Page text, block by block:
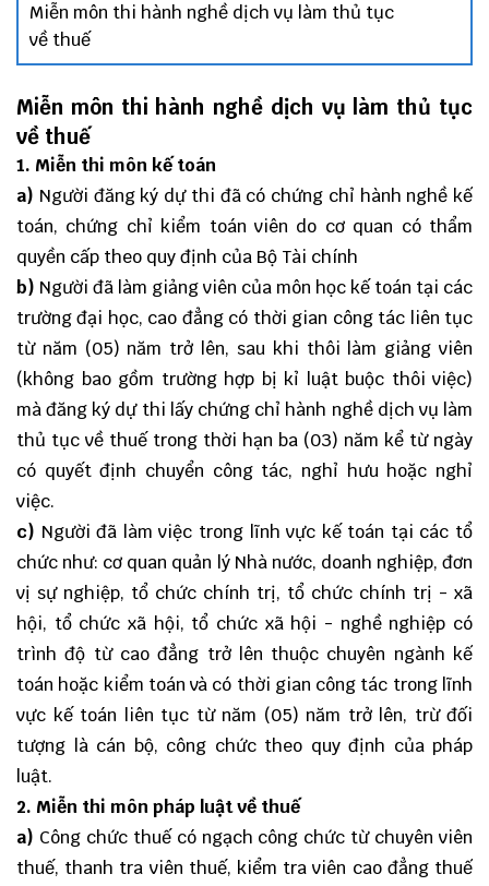
Miễn môn thi hành nghề dịch vụ làm thủ tục
về thuế
Miễn môn thi hành nghề dịch vụ làm thủ tục
về thuế
1. Miễn thi môn kế toán
a) Người đăng ký dự thi đã có chứng chỉ hành nghề kế
toán, chứng chỉ kiểm toán viên do cơ quan có thẩm
quyền cấp theo quy định của Bộ Tài chính
b) Người đã làm giảng viên của môn học kế toán tại các
trường đại học, cao đẳng có thời gian công tác liên tục
từ năm (05) năm trở lên, sau khi thôi làm giảng viên
(không bao gồm trường hợp bị kỉ luật buộc thôi việc)
mà đăng ký dự thi lấy chứng chỉ hành nghề dịch vụ làm
thủ tục về thuế trong thời hạn ba (03) năm kể từ ngày
có quyết định chuyển công tác, nghỉ hưu hoặc nghỉ
việc.
c) Người đã làm việc trong lĩnh vực kế toán tại các tổ
chức như: cơ quan quản lý Nhà nước, doanh nghiệp, đơn
vị sự nghiệp, tổ chức chính trị, tổ chức chính trị - xã
hội, tổ chức xã hội, tổ chức xã hội - nghề nghiệp có
trình độ từ cao đẳng trở lên thuộc chuyên ngành kế
toán hoặc kiểm toán và có thời gian công tác trong lĩnh
vực kế toán liên tục từ năm (05) năm trở lên, trừ đối
tượng là cán bộ, công chức theo quy định của pháp
luật.
2. Miễn thi môn pháp luật về thuế
a) Công chức thuế có ngạch công chức từ chuyên viên
thuế, thanh tra viên thuế, kiểm tra viên cao đẳng thuế